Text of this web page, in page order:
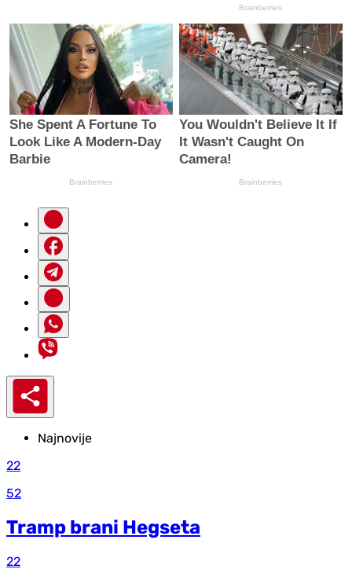
Najnovije
22
52
Tramp brani Hegseta
22